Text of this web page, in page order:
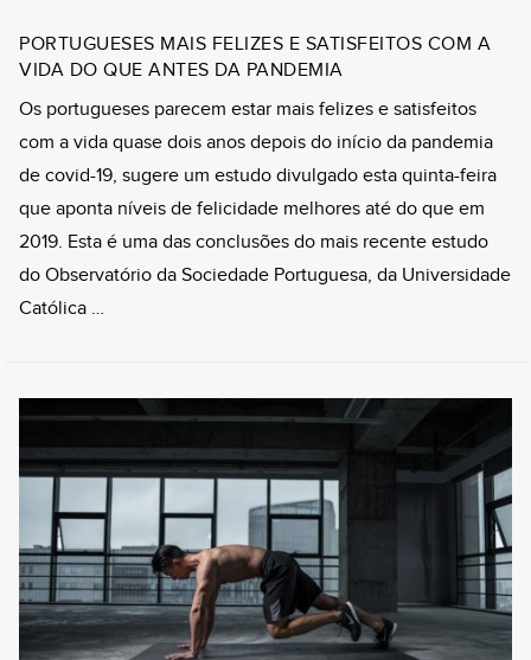
PORTUGUESES MAIS FELIZES E SATISFEITOS COM A
VIDA DO QUE ANTES DA PANDEMIA
Os portugueses parecem estar mais felizes e satisfeitos
com a vida quase dois anos depois do início da pandemia
de covid-19, sugere um estudo divulgado esta quinta-feira
que aponta níveis de felicidade melhores até do que em
2019. Esta é uma das conclusões do mais recente estudo
do Observatório da Sociedade Portuguesa, da Universidade
Católica …